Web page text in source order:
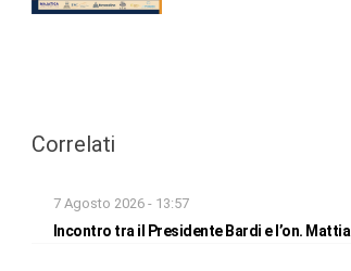
Correlati
7 Agosto 2026 - 13:57
Incontro tra il Presidente Bardi e l’on. Mattia